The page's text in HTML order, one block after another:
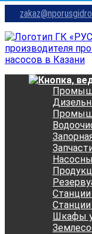
Шкафы